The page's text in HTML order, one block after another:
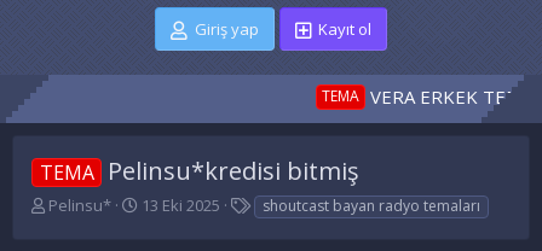
Giriş yap Kayıt ol
VERA ERKEK TEMA 17
TEMA Pelinsu*kredisi bitmiş
K
Pelinsu*
B13 Eki 2025
E
t
shoutcast bayan radyo temaları